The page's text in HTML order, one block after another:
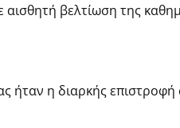
βελτίωση της
ήταν η διαρκής